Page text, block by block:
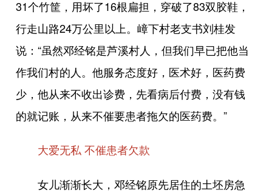
31个竹筐，用坏了16根扁担，穿破了83双胶鞋，
行走山路24万公里以上。嶂下村老支书刘桂发
说：“虽然邓经铭是芦溪村人，但我们早已把他当
作我们村的人。他服务态度好，医术好，医药费
少，他从来不收出诊费，先看病后付费，没有钱
的就记账，从来不催要患者拖欠的医药费。”
大爱无私 不催患者欠款
女儿渐渐长大，邓经铭原先居住的土坯房急